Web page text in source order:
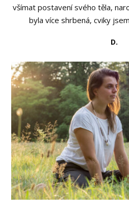
všímat postavení svého těla,
byla více shrbená, cviky
D.